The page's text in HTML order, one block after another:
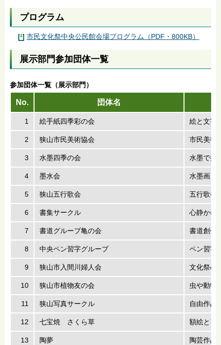
プログラム
市民文化祭中央公民館会場プログラム（PDF・800KB）
展示部門参加団体一覧
参加団体一覧（展示部門）
No. 団体名
1 絵手紙四季彩の会 絵と文字
2 狭山市民美術協会 市民美術
3 水墨四季の会 水墨で描
4 墨水会 水墨画
5 狭山五行歌会 五行歌会
6 書集サークル 心静かに
7 書道グループ亀の会 書道創作
8 中央ペン習字グループ ペン習字
9 狭山市入間川婦人会 文化祭の
10 狭山市植物友の会 虫や動物
11 狭山写真サークル 自由作品
12 七宝焼 さくら草 額絵とア
13 陶夢 陶芸作品